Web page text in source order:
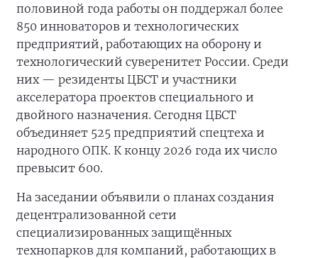
половиной года работы он поддержал более
850 инноваторов и технологических
предприятий, работающих на оборону и
технологический суверенитет России. Среди
них — резиденты ЦБСТ и участники
акселератора проектов специального и
двойного назначения. Сегодня ЦБСТ
объединяет 525 предприятий спецтеха и
народного ОПК. К концу 2026 года их число
превысит 600.
На заседании объявили о планах создания
децентрализованной сети
специализированных защищённых
технопарков для компаний, работающих в